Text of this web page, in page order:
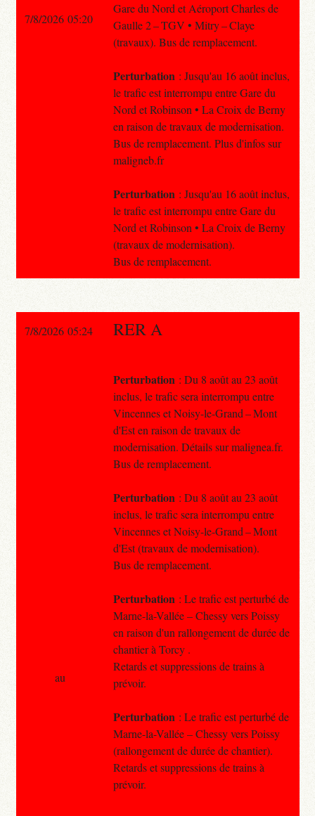
Gare du Nord et Aéroport Charles de
Gaulle 2 – TGV • Mitry – Claye
(travaux). Bus de remplacement.
Perturbation : Jusqu'au 16 août inclus,
le trafic est interrompu entre Gare du
Nord et Robinson • La Croix de Berny
en raison de travaux de modernisation.
Bus de remplacement. Plus d'infos sur
maligneb.fr
Perturbation : Jusqu'au 16 août inclus,
le trafic est interrompu entre Gare du
Nord et Robinson • La Croix de Berny
(travaux de modernisation).
Bus de remplacement.
7/8/2026 05:20
7/8/2026 05:24 RER A
Perturbation : Du 8 août au 23 août
inclus, le trafic sera interrompu entre
Vincennes et Noisy-le-Grand – Mont
d'Est en raison de travaux de
modernisation. Détails sur malignea.fr.
Bus de remplacement.
Perturbation : Du 8 août au 23 août
inclus, le trafic sera interrompu entre
Vincennes et Noisy-le-Grand – Mont
d'Est (travaux de modernisation).
Bus de remplacement.
Perturbation : Le trafic est perturbé de
Marne-la-Vallée – Chessy vers Poissy
en raison d'un rallongement de durée de
chantier à Torcy .
Retards et suppressions de trains à
prévoir.
Perturbation : Le trafic est perturbé de
Marne-la-Vallée – Chessy vers Poissy
(rallongement de durée de chantier).
Retards et suppressions de trains à
prévoir.
au